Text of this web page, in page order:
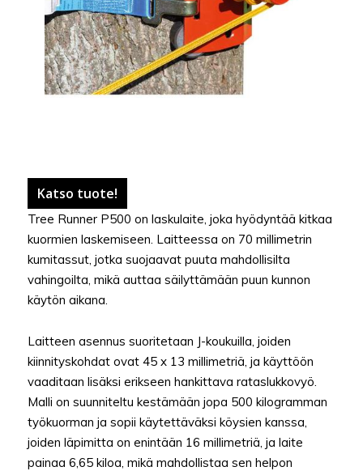
Katso tuote!
Tree Runner P500 on laskulaite, joka hyödyntää kitkaa
kuormien laskemiseen. Laitteessa on 70 millimetrin
kumitassut, jotka suojaavat puuta mahdollisilta
vahingoilta, mikä auttaa säilyttämään puun kunnon
käytön aikana.
Laitteen asennus suoritetaan J-koukuilla, joiden
kiinnityskohdat ovat 45 x 13 millimetriä, ja käyttöön
vaaditaan lisäksi erikseen hankittava rataslukkovyö.
Malli on suunniteltu kestämään jopa 500 kilogramman
työkuorman ja sopii käytettäväksi köysien kanssa,
joiden läpimitta on enintään 16 millimetriä, ja laite
painaa 6,65 kiloa, mikä mahdollistaa sen helpon